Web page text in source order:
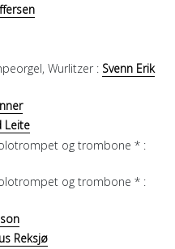
Wurlitzer : Svenn Erik
Leite
og trombone * :
og trombone * :
Reksjø